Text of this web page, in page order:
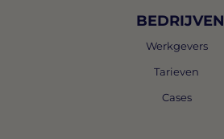
BEDRIJVEN
Werkgevers
Tarieven
Cases